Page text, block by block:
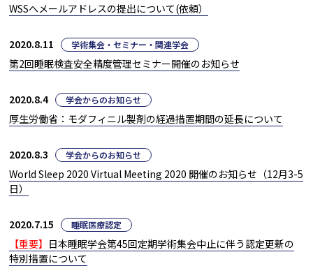
WSSへメールアドレスの提出について(依頼）
2020.8.11 学術集会・セミナー・関連学会
第2回睡眠検査安全精度管理セミナー開催のお知らせ
2020.8.4 学会からのお知らせ
厚生労働省：モダフィニル製剤の経過措置期間の延長について
2020.8.3 学会からのお知らせ
World Sleep 2020 Virtual Meeting 2020 開催のお知らせ（12月3-5
日）
2020.7.15 睡眠医療認定
【重要】 日本睡眠学会第45回定期学術集会中止に伴う認定更新の
特別措置について